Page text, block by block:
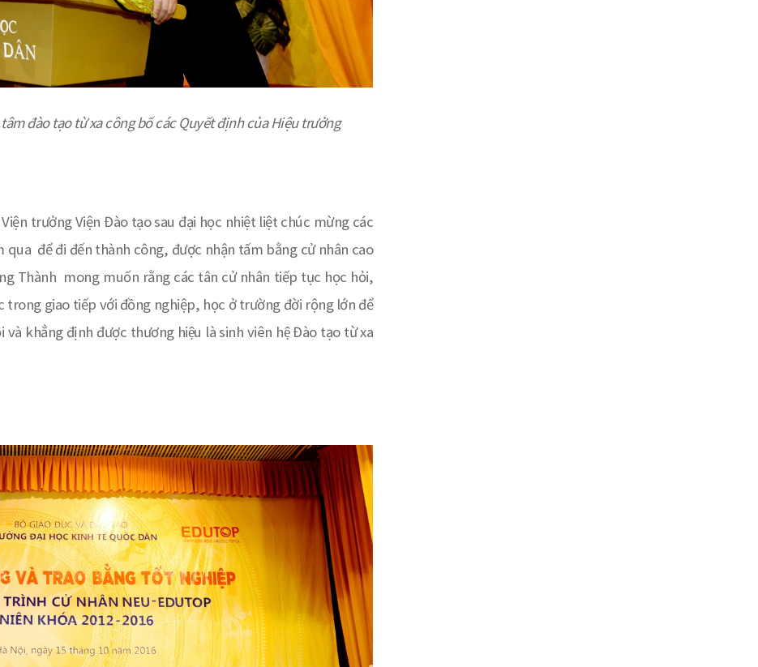
đào tạo từ xacông bố các Quyết định của Hiệu trưởng
Viện trưởng Viện Đào tạo sau đại học nhiệt liệt chúc mừng các
để đi đến thành công, được nhận tấm bằng cử nhân cao
Thành mong muốn rằng các tân cử nhân tiếp tục học hỏi,
giao tiếp với đồng nghiệp, học ở trường đời rộng lớn để
khẳng định được thương hiệu là sinh viên hệ Đào tạo từ xa